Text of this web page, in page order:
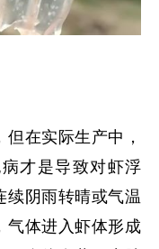
在实际生产中，
才是导致对虾浮
续阴雨转晴或气温
气体进入虾体形成